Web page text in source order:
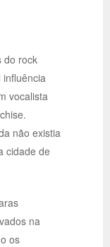
do rock
vocalista
não existia
cidade de
na
os